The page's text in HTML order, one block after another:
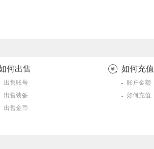
何出售
出售账号
出售装备
出售金币
如何充值
账户金额
如何充值